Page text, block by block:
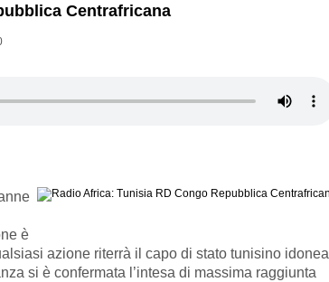
Centrafricana
è
azione riterrà il capo di stato tunisino idonea
si è confermata l’intesa di massima raggiunta